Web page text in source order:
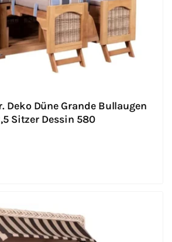
Deko Düne Grande Bullaugen
Sitzer Dessin 580